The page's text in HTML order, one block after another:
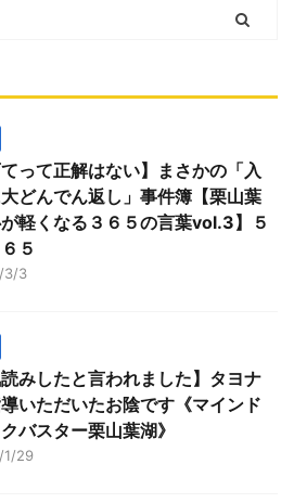
てって正解はない】まさかの「入
どんでん返し」事件簿【栗山葉
軽くなる３６５の言葉vol.3】５
５
3/3
読みしたと言われました】タヨナ
いただいたお陰です《マインド
バスター栗山葉湖》
1/29